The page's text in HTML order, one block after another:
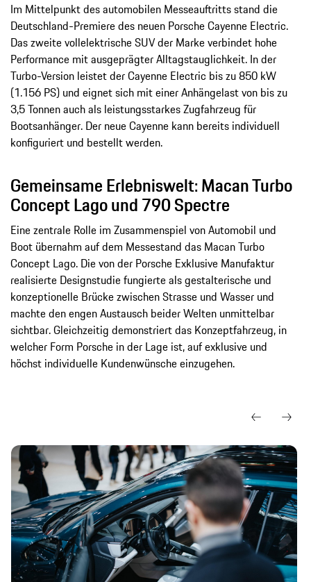
Im Mittelpunkt des automobilen Messeauftritts stand die
Deutschland-Premiere des neuen Porsche Cayenne Electric.
Das zweite vollelektrische SUV der Marke verbindet hohe
Performance mit ausgeprägter Alltagstauglichkeit. In der
Turbo-Version leistet der Cayenne Electric bis zu 850 kW
(1.156 PS) und eignet sich mit einer Anhängelast von bis zu
3,5 Tonnen auch als leistungsstarkes Zugfahrzeug für
Bootsanhänger. Der neue Cayenne kann bereits individuell
konfiguriert und bestellt werden.
Gemeinsame Erlebniswelt: Macan Turbo
Concept Lago und 790 Spectre
Eine zentrale Rolle im Zusammenspiel von Automobil und
Boot übernahm auf dem Messestand das Macan Turbo
Concept Lago. Die von der Porsche Exklusive Manufaktur
realisierte Designstudie fungierte als gestalterische und
konzeptionelle Brücke zwischen Strasse und Wasser und
machte den engen Austausch beider Welten unmittelbar
sichtbar. Gleichzeitig demonstriert das Konzeptfahrzeug, in
welcher Form Porsche in der Lage ist, auf exklusive und
höchst individuelle Kundenwünsche einzugehen.